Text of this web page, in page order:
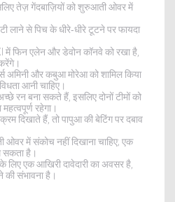
तेज़ गेंदबाज़ियों को शुरुआती ओवर में
लाने से पिच के धीरे‑धीरे टूटने पर फायदा
फिन एलेन और डेवोन कॉनवे को रखा है,
अमिनी और कबुआ मोरेआ को शामिल किया
आनी चाहिए।
रन बना सकते हैं, इसलिए दोनों टीमों को
रहेगा।
दिखाते हैं, तो पापुआ की बेटिंग पर दबाव
में संकोच नहीं दिखाना चाहिए; एक
सकता है।
लिए एक आखिरी दावेदारी का अवसर है,
संभावना है।